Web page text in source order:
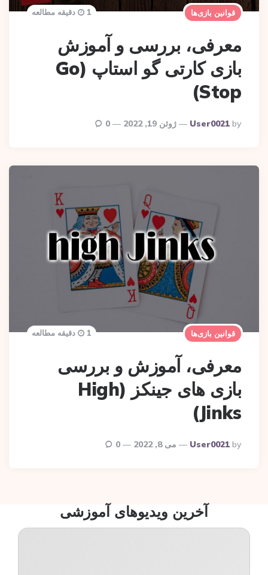
قوانین بازی‌ها
معرفی، بررسی و آموزش
بازی کارتی گو استاپ (Go
Stop)
Posted
By
By
User0021 ژوئن 19, 2022
1 دقیقه مطالعه
0
قوانین بازی‌ها
معرفی، آموزش و بررسی
بازی‌ های جینکز (High
Jinks)
Posted
By
By
User0021 می 8, 2022
1 دقیقه مطالعه
0
آخرین ویدیوهای آموزشی